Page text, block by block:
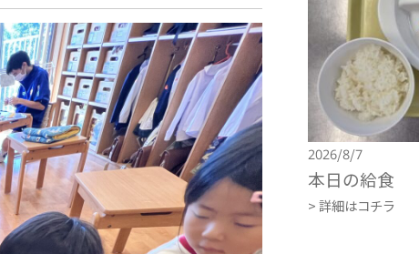
2026/8/7
本日の給食
> 詳細はコチラ